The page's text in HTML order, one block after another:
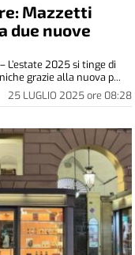
Mazzetti
due nuove
25 LUGLIO 2025ore 08:28
L’estate 2025 si tinge di
grazie alla nuova p...